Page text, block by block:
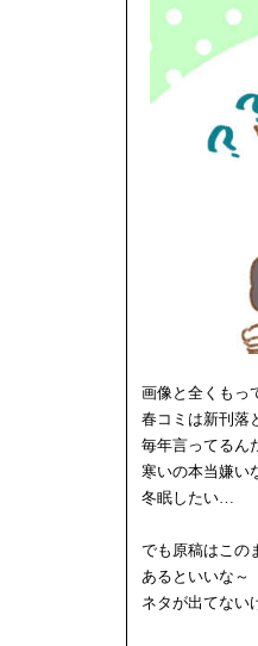
画像と全くもっ
春コミは新刊落
毎年言ってるん
寒いの本当嫌い
冬眠したい…
でも原稿はこの
あるといいな～
ネタが出てな